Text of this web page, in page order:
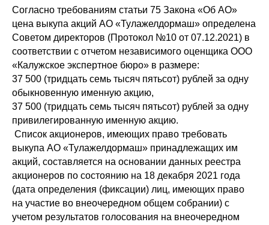
Согласно требованиям статьи 75 Закона «Об АО»
цена выкупа акций АО «Тулажелдормаш» определена
Советом директоров (Протокол №10 от 07.12.2021) в
соответствии с отчетом независимого оценщика ООО
«Калужское экспертное бюро» в размере:
37 500 (тридцать семь тысяч пятьсот) рублей за одну
обыкновенную именную акцию,
37 500 (тридцать семь тысяч пятьсот) рублей за одну
привилегированную именную акцию.
Список акционеров, имеющих право требовать
выкупа АО «Тулажелдормаш» принадлежащих им
акций, составляется на основании данных реестра
акционеров по состоянию на 18 декабря 2021 года
(дата определения (фиксации) лиц, имеющих право
на участие во внеочередном общем собрании) с
учетом результатов голосования на внеочередном